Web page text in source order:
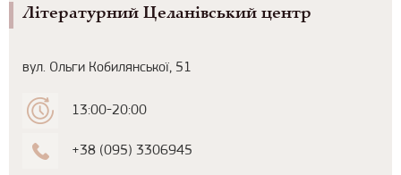
Літературний Целанівський центр
вул. Ольги Кобилянської, 51
13:00-20:00
+38 (095) 3306945